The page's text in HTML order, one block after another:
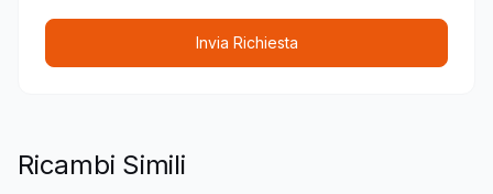
Invia Richiesta
Ricambi Simili